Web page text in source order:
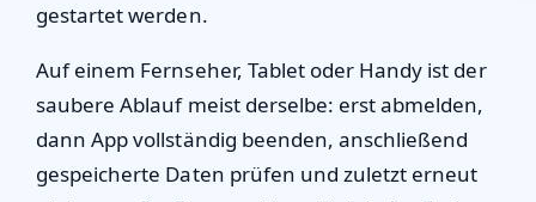
gestartet werden.
Auf einem Fernseher, Tablet oder Handy ist der
saubere Ablauf meist derselbe: erst abmelden,
dann App vollständig beenden, anschließend
gespeicherte Daten prüfen und zuletzt erneut